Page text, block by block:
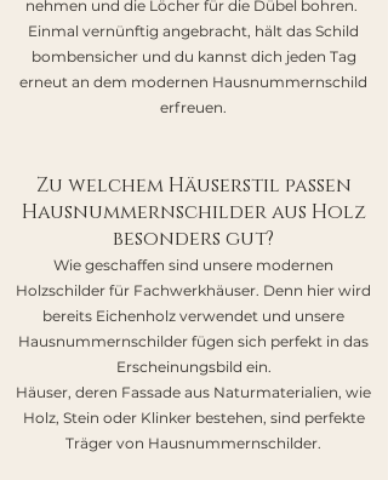
nehmen und die Löcher für die Dübel bohren.
Einmal vernünftig angebracht, hält das Schild
bombensicher und du kannst dich jeden Tag
erneut an dem modernen Hausnummernschild
erfreuen.
Zu welchem Häuserstil passen
Hausnummernschilder aus Holz
besonders gut?
Wie geschaffen sind unsere modernen
Holzschilder für Fachwerkhäuser. Denn hier wird
bereits Eichenholz verwendet und unsere
Hausnummernschilder fügen sich perfekt in das
Erscheinungsbild ein.
Häuser, deren Fassade aus Naturmaterialien, wie
Holz, Stein oder Klinker bestehen, sind perfekte
Träger von Hausnummernschilder.